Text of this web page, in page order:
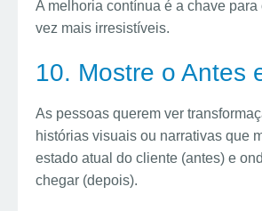
A melhoria contínua é a chave para
vez mais irresistíveis.
10. Mostre o Antes
As pessoas querem ver
histórias visuais ou narrativas que
estado atual do cliente (antes) e
chegar (depois).